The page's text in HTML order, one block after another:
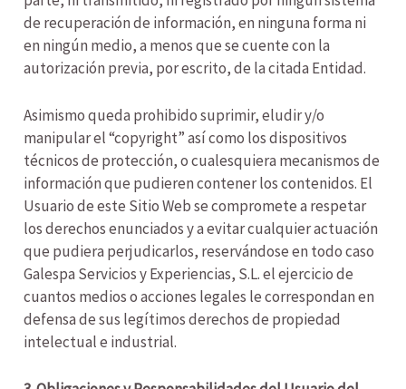
de recuperación de información, en ninguna forma ni
en ningún medio, a menos que se cuente con la
autorización previa, por escrito, de la citada Entidad.
Asimismo queda prohibido suprimir, eludir y/o
manipular el “copyright” así como los dispositivos
técnicos de protección, o cualesquiera mecanismos de
información que pudieren contener los contenidos. El
Usuario de este Sitio Web se compromete a respetar
los derechos enunciados y a evitar cualquier actuación
que pudiera perjudicarlos, reservándose en todo caso
Galespa Servicios y Experiencias, S.L. el ejercicio de
cuantos medios o acciones legales le correspondan en
defensa de sus legítimos derechos de propiedad
intelectual e industrial.